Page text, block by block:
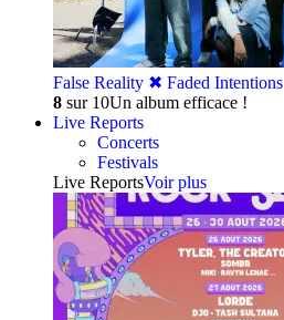
False Reality ✖︎ Faded Intentions
8 sur 10Un album efficace !
Live Reports
Concerts
Festivals
Live ReportsVoir plus